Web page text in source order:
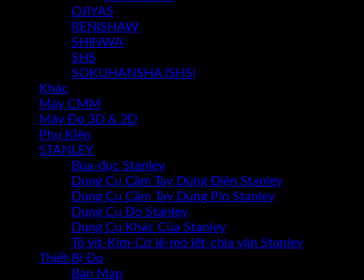
OJIYAS
RENISHAW
SHINWA
SHS
SOKUHANSHA (SHS)
Khác
Máy CMM
Máy Đo 3D & 2D
Phụ Kiện
STANLEY
Búa-đục Stanley
Dụng Cụ Cầm Tay Dùng Điện Stanley
Dụng Cụ Cầm Tay Dùng Pin Stanley
Dụng Cụ Đo Stanley
Dụng Cụ Khác Của Stanley
Tô vit-Kìm-Cờ lê-mỏ lết-chìa vặn Stanley
Thiết Bị Đo
Bàn Map